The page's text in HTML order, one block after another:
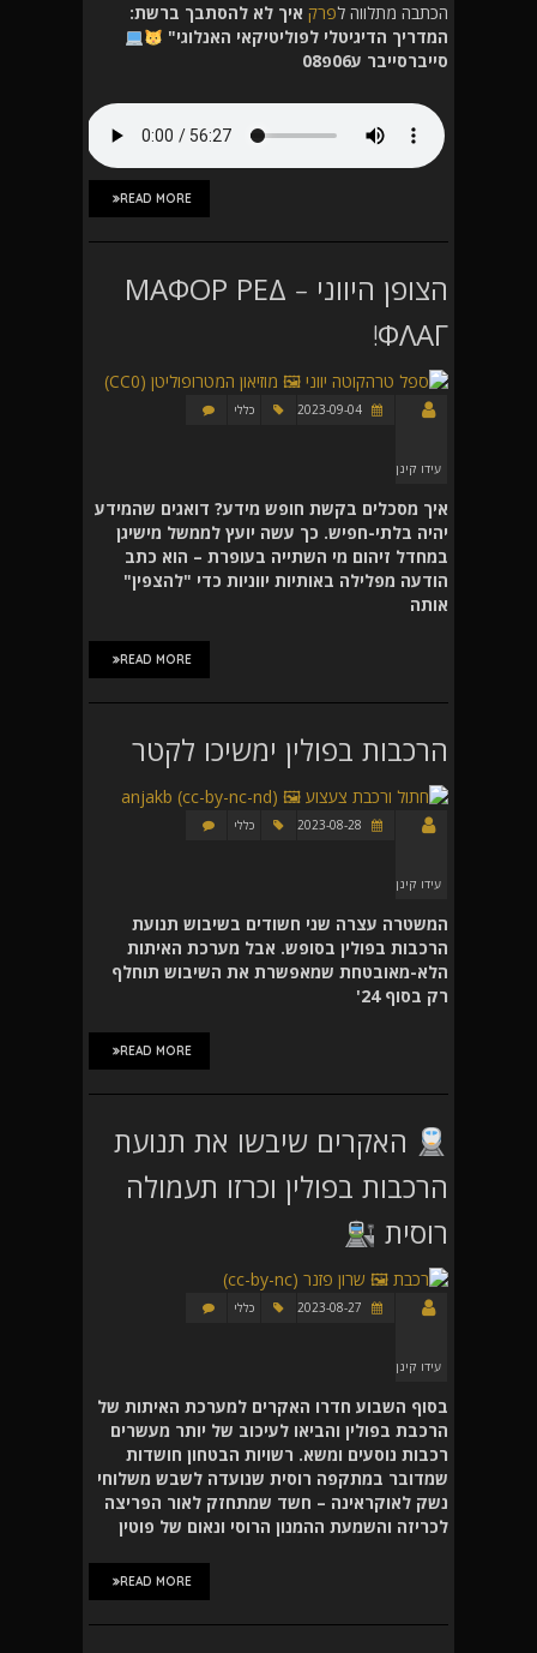
הכתבה מתלווה לפרק איך לא להסתבך ברשת:
המדריך הדיגיטלי לפוליטיקאי האנלוגי"
סייברסייבר ע06פ08
READ MORE
הצופן היווני – ΜΑΦΟΡ ΡΕΔ
ΦΛΑΓ!
עידו קינן
כללי
איך מסכלים בקשת חופש מידע? דואגים שהמידע
יהיה בלתי-חפיש. כך עשה יועץ לממשל מישיגן
במחדל זיהום מי השתייה בעופרת – הוא כתב
הודעה מפלילה באותיות יווניות כדי "להצפין"
אותה
READ MORE
הרכבות בפולין ימשיכו לקטר
עידו קינן
כללי
המשטרה עצרה שני חשודים בשיבוש תנועת
הרכבות בפולין בסופש. אבל מערכת האיתות
הלא-מאובטחת שמאפשרת את השיבוש תוחלף
רק בסוף 24'
READ MORE
האקרים שיבשו את תנועת
הרכבות בפולין וכרזו תעמולה
רוסית
עידו קינן
כללי
בסוף השבוע חדרו האקרים למערכת האיתות של
הרכבת בפולין והביאו לעיכוב של יותר מעשרים
רכבות נוסעים ומשא. רשויות הבטחון חושדות
שמדובר במתקפה רוסית שנועדה לשבש משלוחי
נשק לאוקראינה – חשד שמתחזק לאור הפריצה
לכריזה והשמעת ההמנון הרוסי ונאום של פוטין
READ MORE